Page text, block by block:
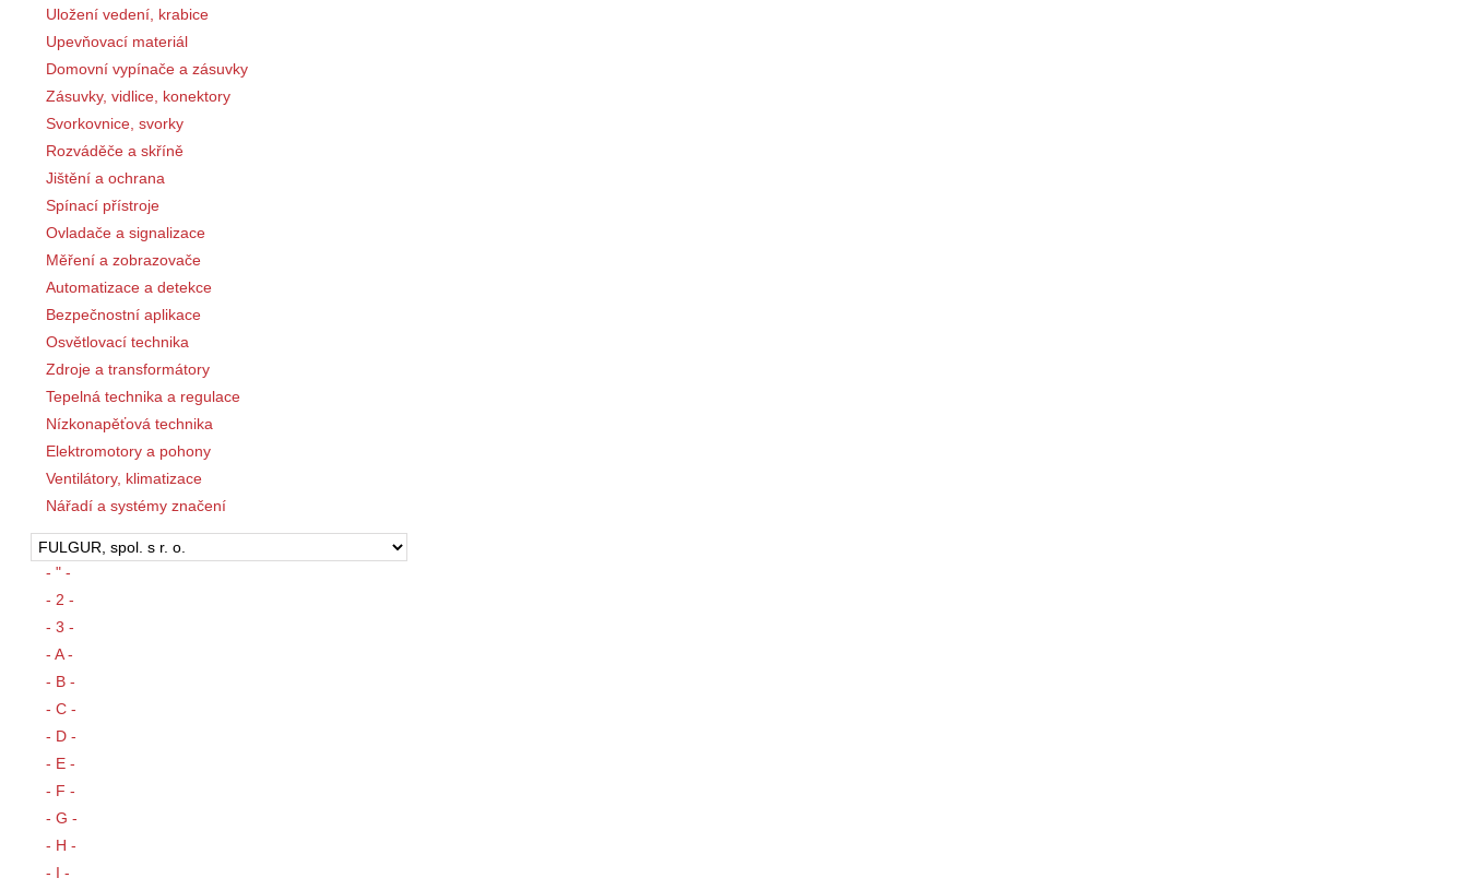
Uložení vedení, krabice
Upevňovací materiál
Domovní vypínače a zásuvky
Zásuvky, vidlice, konektory
Svorkovnice, svorky
Rozváděče a skříně
Jištění a ochrana
Spínací přístroje
Ovladače a signalizace
Měření a zobrazovače
Automatizace a detekce
Bezpečnostní aplikace
Osvětlovací technika
Zdroje a transformátory
Tepelná technika a regulace
Nízkonapěťová technika
Elektromotory a pohony
Ventilátory, klimatizace
Nářadí a systémy značení
- " -
- 2 -
- 3 -
- A -
- B -
- C -
- D -
- E -
- F -
- G -
- H -
- I -